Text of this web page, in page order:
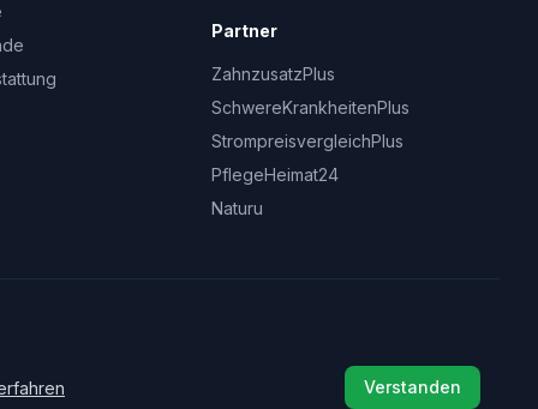
Verstanden
Partner
ZahnzusatzPlus
SchwereKrankheitenPlus
StrompreisvergleichPlus
PflegeHeimat24
Naturu